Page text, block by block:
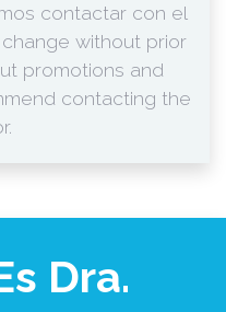
contactar con el
without prior
promotions and
contacting the
Dra.